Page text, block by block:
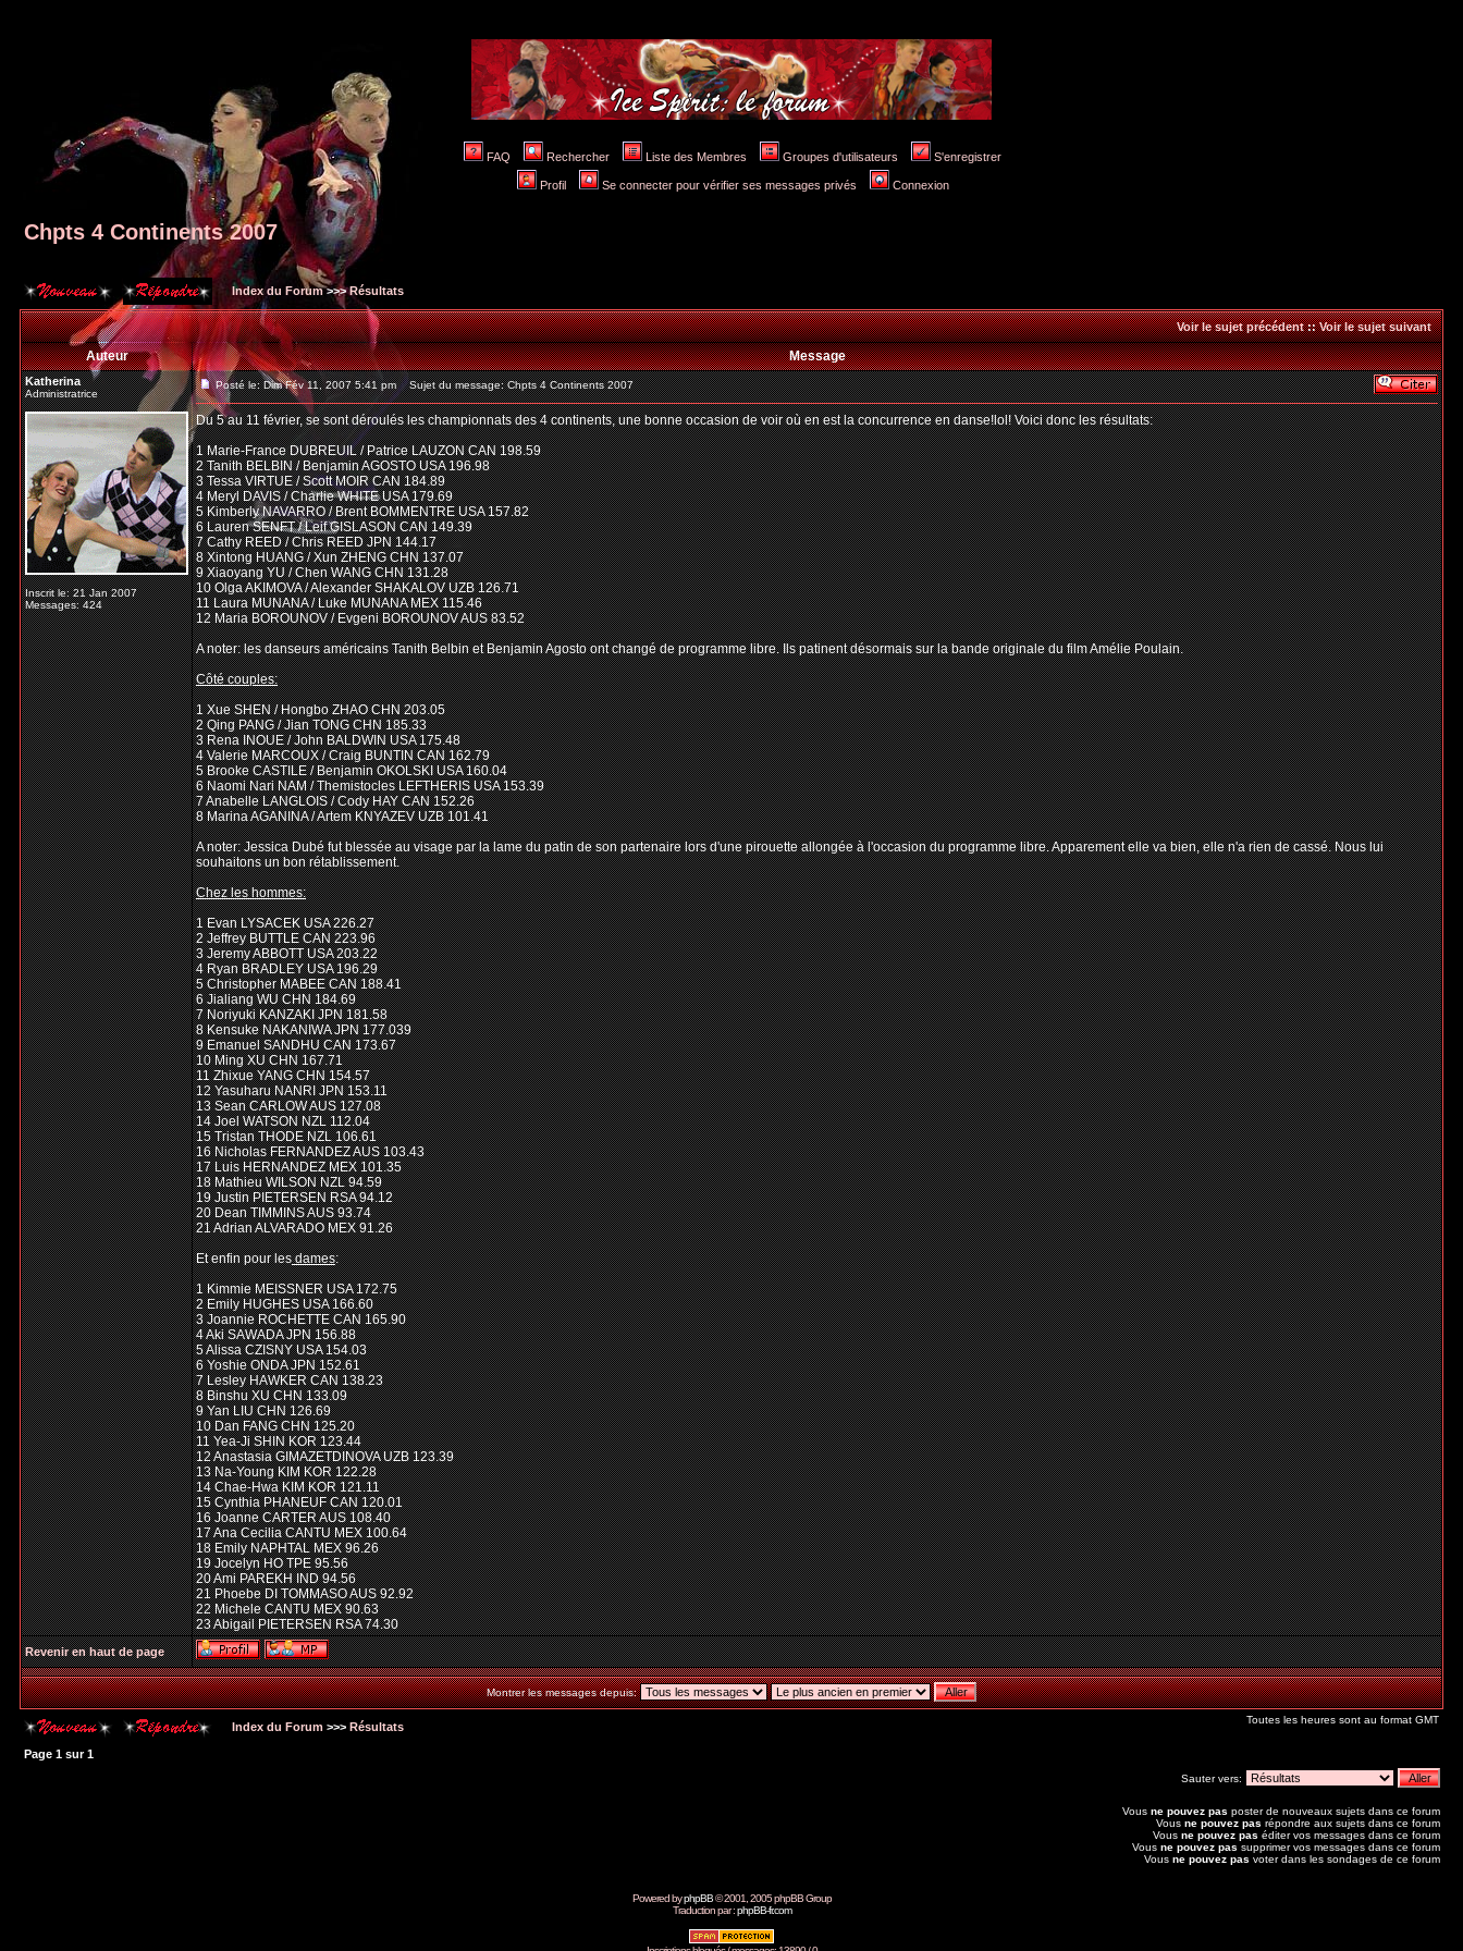
FAQ Rechercher Liste des Membres Groupes d'utilisateurs S'enregistrer
Profil Se connecter pour vérifier ses messages privés Connexion
Chpts 4 Continents 2007
Index du Forum>>>Résultats
Voir le sujet précédent::Voir le sujet suivant
Auteur Message
Katherina
Administratrice
Inscrit le: 21 Jan 2007
Messages: 424
Posté le: Dim Fév 11, 2007 5:41 pm Sujet du message: Chpts 4 Continents 2007
Du 5 au 11 février, se sont déroulés les championnats des 4 continents, une bonne occasion de voir où en est la concurrence en danse!lol! Voici donc les résultats:
1 Marie-France DUBREUIL / Patrice LAUZON CAN 198.59
2 Tanith BELBIN / Benjamin AGOSTO USA 196.98
3 Tessa VIRTUE / Scott MOIR CAN 184.89
4 Meryl DAVIS / Charlie WHITE USA 179.69
5 Kimberly NAVARRO / Brent BOMMENTRE USA 157.82
6 Lauren SENFT / Leif GISLASON CAN 149.39
7 Cathy REED / Chris REED JPN 144.17
8 Xintong HUANG / Xun ZHENG CHN 137.07
9 Xiaoyang YU / Chen WANG CHN 131.28
10 Olga AKIMOVA / Alexander SHAKALOV UZB 126.71
11 Laura MUNANA / Luke MUNANA MEX 115.46
12 Maria BOROUNOV / Evgeni BOROUNOV AUS 83.52
A noter: les danseurs américains Tanith Belbin et Benjamin Agosto ont changé de programme libre. Ils patinent désormais sur la bande originale du film Amélie Poulain.
Côté couples:
1 Xue SHEN / Hongbo ZHAO CHN 203.05
2 Qing PANG / Jian TONG CHN 185.33
3 Rena INOUE / John BALDWIN USA 175.48
4 Valerie MARCOUX / Craig BUNTIN CAN 162.79
5 Brooke CASTILE / Benjamin OKOLSKI USA 160.04
6 Naomi Nari NAM / Themistocles LEFTHERIS USA 153.39
7 Anabelle LANGLOIS / Cody HAY CAN 152.26
8 Marina AGANINA / Artem KNYAZEV UZB 101.41
A noter: Jessica Dubé fut blessée au visage par la lame du patin de son partenaire lors d'une pirouette allongée à l'occasion du programme libre. Apparement elle va bien, elle n'a rien de cassé. Nous lui
souhaitons un bon rétablissement.
Chez les hommes:
1 Evan LYSACEK USA 226.27
2 Jeffrey BUTTLE CAN 223.96
3 Jeremy ABBOTT USA 203.22
4 Ryan BRADLEY USA 196.29
5 Christopher MABEE CAN 188.41
6 Jialiang WU CHN 184.69
7 Noriyuki KANZAKI JPN 181.58
8 Kensuke NAKANIWA JPN 177.039
9 Emanuel SANDHU CAN 173.67
10 Ming XU CHN 167.71
11 Zhixue YANG CHN 154.57
12 Yasuharu NANRI JPN 153.11
13 Sean CARLOW AUS 127.08
14 Joel WATSON NZL 112.04
15 Tristan THODE NZL 106.61
16 Nicholas FERNANDEZ AUS 103.43
17 Luis HERNANDEZ MEX 101.35
18 Mathieu WILSON NZL 94.59
19 Justin PIETERSEN RSA 94.12
20 Dean TIMMINS AUS 93.74
21 Adrian ALVARADO MEX 91.26
Et enfin pour lesdames:
1 Kimmie MEISSNER USA 172.75
2 Emily HUGHES USA 166.60
3 Joannie ROCHETTE CAN 165.90
4 Aki SAWADA JPN 156.88
5 Alissa CZISNY USA 154.03
6 Yoshie ONDA JPN 152.61
7 Lesley HAWKER CAN 138.23
8 Binshu XU CHN 133.09
9 Yan LIU CHN 126.69
10 Dan FANG CHN 125.20
11 Yea-Ji SHIN KOR 123.44
12 Anastasia GIMAZETDINOVA UZB 123.39
13 Na-Young KIM KOR 122.28
14 Chae-Hwa KIM KOR 121.11
15 Cynthia PHANEUF CAN 120.01
16 Joanne CARTER AUS 108.40
17 Ana Cecilia CANTU MEX 100.64
18 Emily NAPHTAL MEX 96.26
19 Jocelyn HO TPE 95.56
20 Ami PAREKH IND 94.56
21 Phoebe DI TOMMASO AUS 92.92
22 Michele CANTU MEX 90.63
23 Abigail PIETERSEN RSA 74.30
Revenir en haut de page
Montrer les messages depuis:
Index du Forum >>> Résultats
Toutes les heures sont au format GMT
Page 1 sur1
Sauter vers:
Vous ne pouvez pas poster de nouveaux sujets dans ce forum
Vous ne pouvez pas répondre aux sujets dans ce forum
Vous ne pouvez pas éditer vos messages dans ce forum
Vous ne pouvez pas supprimer vos messages dans ce forum
Vous ne pouvez pas voter dans les sondages de ce forum
Powered byphpBB© 2001, 2005 phpBB Group
Traduction par :phpBB-fr.com